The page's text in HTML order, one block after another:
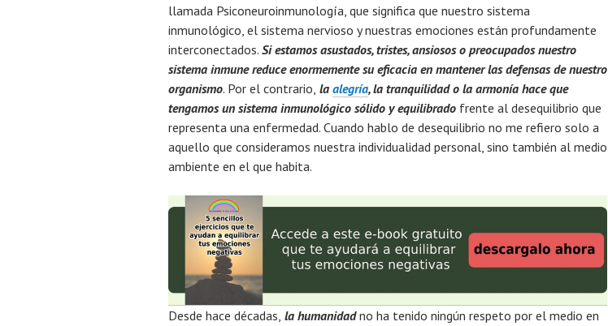
llamada Psiconeuroinmunología, que significa que nuestro sistema
inmunológico, el sistema nervioso y nuestras emociones están profundamente
interconectados. Si estamos asustados, tristes,ansiosos o preocupados nuestro
sistema inmune reduce enormemente su eficacia en mantener las defensas de nuestro
organismo. Por el contrario, la alegría, la tranquilidad o la armonía hace que
tengamos un sistema inmunológico sólido y equilibrado frente al desequilibrio que
representa una enfermedad. Cuando hablo de desequilibrio no me refiero solo a
aquello que consideramos nuestra individualidad personal, sino también al medio
ambiente en el que habita.
Desde hace décadas, la humanidadno ha tenido ningún respeto por el medio en